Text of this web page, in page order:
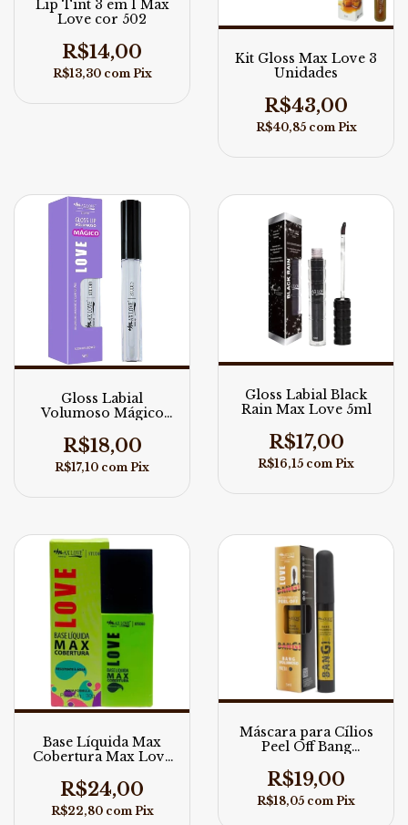
Lip Tint 3 em 1 Max
Love cor 502
R$14,00
R$13,30 com Pix
Kit Gloss Max Love 3
Unidades
R$43,00
R$40,85 com Pix
Gloss Labial
Volumoso Mágico
R$18,00
R$17,10 com Pix
Gloss Labial Black
Rain Max Love 5ml
R$17,00
R$16,15 com Pix
Base Líquida Max
Cobertura Max Love
R$24,00
R$22,80 com Pix
Máscara para Cílios
Peel Off Bang
Max Love 5ml
R$19,00
R$18,05 com Pix